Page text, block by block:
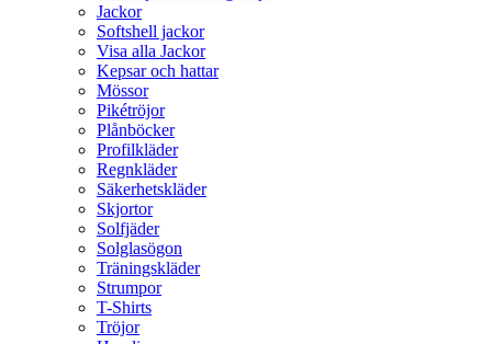
Jackor
Softshell jackor
Visa alla Jackor
Kepsar och hattar
Mössor
Pikétröjor
Plånböcker
Profilkläder
Regnkläder
Säkerhetskläder
Skjortor
Solfjäder
Solglasögon
Träningskläder
Strumpor
T-Shirts
Tröjor